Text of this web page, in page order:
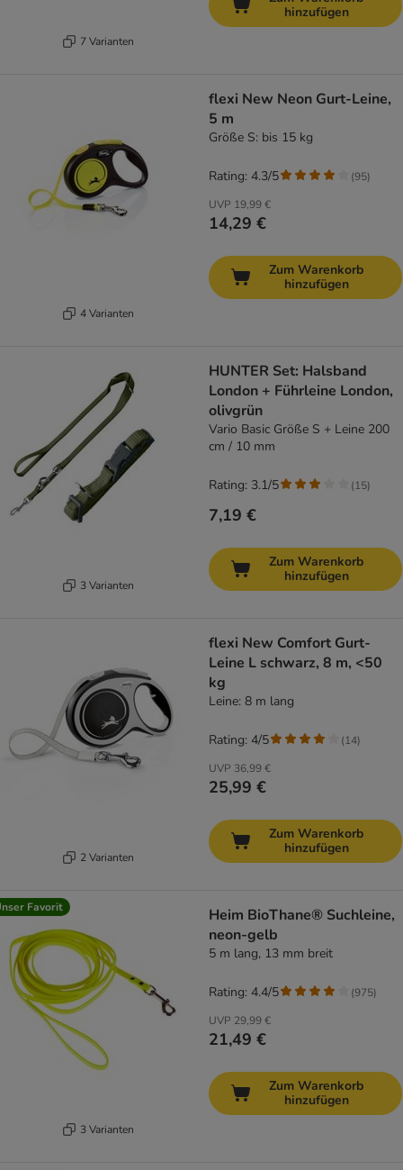
7 Varianten
hinzufügen
4 Varianten
flexi New Neon Gurt-Leine,
5 m
Größe S: bis 15 kg
UVP 19,99 €
14,29 €
Rating: 4.3/5 (95)
Zum Warenkorb
hinzufügen
3 Varianten
HUNTER Set: Halsband
London + Führleine London,
olivgrün
Vario Basic Größe S + Leine 200
cm / 10 mm
7,19 €
Rating: 3.1/5 (15)
Zum Warenkorb
hinzufügen
2 Varianten
flexi New Comfort Gurt-
Leine L schwarz, 8 m, <50
kg
Leine: 8 m lang
UVP 36,99 €
25,99 €
Rating: 4/5 (14)
Zum Warenkorb
hinzufügen
Favorit
3 Varianten
Heim BioThane® Suchleine,
neon-gelb
5 m lang, 13 mm breit
UVP 29,99 €
21,49 €
Rating: 4.4/5 (975)
Zum Warenkorb
hinzufügen